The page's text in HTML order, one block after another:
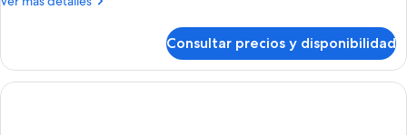
comunicadas
estándar,
habitaciones
comunicadas
Consultar precios y disponibilidad